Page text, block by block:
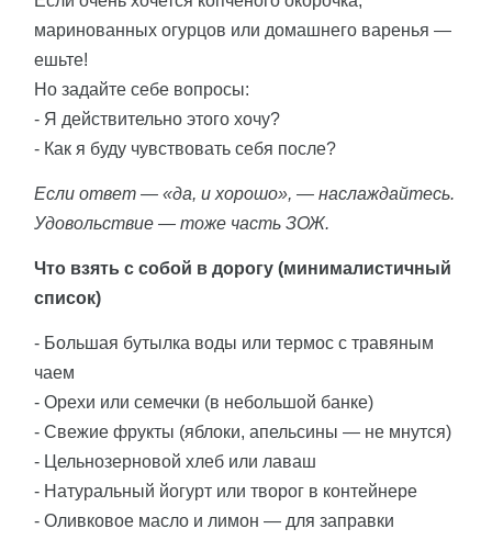
маринованных огурцов или домашнего варенья —
ешьте!
Но задайте себе вопросы:
- Я действительно этого хочу?
- Как я буду чувствовать себя после?
Если ответ — «да, и хорошо», — наслаждайтесь.
Удовольствие — тоже часть ЗОЖ.
Что взять с собой в дорогу (минималистичный
список)
- Большая бутылка воды или термос с травяным
чаем
- Орехи или семечки (в небольшой банке)
- Свежие фрукты (яблоки, апельсины — не мнутся)
- Цельнозерновой хлеб или лаваш
- Натуральный йогурт или творог в контейнере
- Оливковое масло и лимон — для заправки